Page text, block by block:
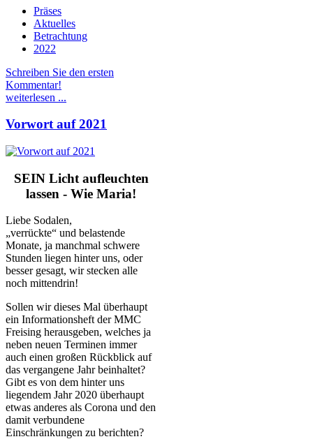
Präses
Aktuelles
Betrachtung
2022
Schreiben Sie den ersten
Kommentar!
weiterlesen ...
Vorwort auf 2021
SEIN Licht aufleuchten
lassen - Wie Maria!
Liebe Sodalen,
„verrückte“ und belastende
Monate, ja manchmal schwere
Stunden liegen hinter uns, oder
besser gesagt, wir stecken alle
noch mittendrin!
Sollen wir dieses Mal überhaupt
ein Informationsheft der MMC
Freising herausgeben, welches ja
neben neuen Terminen immer
auch einen großen Rückblick auf
das vergangene Jahr beinhaltet?
Gibt es von dem hinter uns
liegendem Jahr 2020 überhaupt
etwas anderes als Corona und den
damit verbundene
Einschränkungen zu berichten?